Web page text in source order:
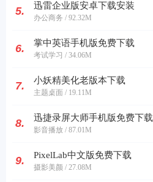
5. 迅雷企业版安卓下载安装
办公商务 / 92.32M
6. 掌中英语手机版免费下载
考试学习 / 34.06M
7. 小妖精美化老版本下载
主题桌面 / 19.11M
8. 迅捷录屏大师手机版免费下载
影音播放 / 87.01M
9. PixelLab中文版免费下载
摄影美颜 / 27.08M